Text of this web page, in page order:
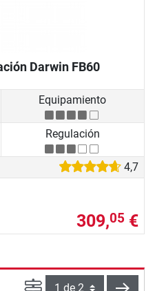
Darwin FB60
Equipamiento
Regulación
4,7
309,05 €
Página